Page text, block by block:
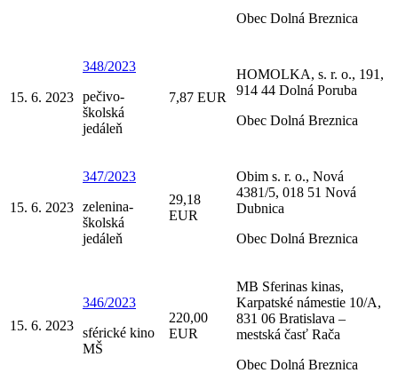
Obec Dolná Breznica
15. 6. 2023
348/2023
pečivo-
školská
jedáleň
7,87 EUR
HOMOLKA, s. r. o., 191,
914 44 Dolná Poruba
Obec Dolná Breznica
15. 6. 2023
347/2023
zelenina-
školská
jedáleň
29,18
EUR
Obim s. r. o., Nová
4381/5, 018 51 Nová
Dubnica
Obec Dolná Breznica
15. 6. 2023
346/2023
sférické kino
MŠ
220,00
EUR
MB Sferinas kinas,
Karpatské námestie 10/A,
831 06 Bratislava –
mestská časť Rača
Obec Dolná Breznica